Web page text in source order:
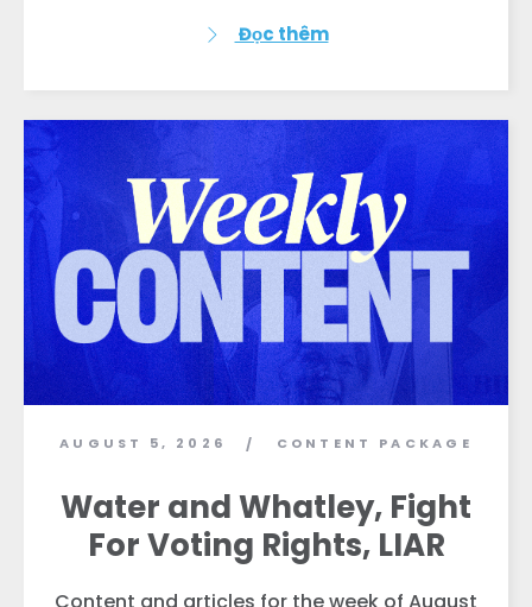
Đọc thêm
AUGUST 5, 2026 / CONTENT PACKAGE
Water and Whatley, Fight
For Voting Rights, LIAR